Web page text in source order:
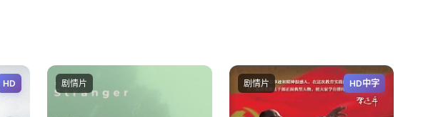
HD 剧情片 剧情片 HD中字